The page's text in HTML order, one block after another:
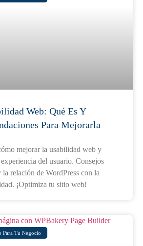
Web: Qué Es Y
Para Mejorarla
mejorar la usabilidad web y
del usuario. Consejos
la relación de WordPress con la
¡Optimiza tu sitio web!
Para Tu Negocio